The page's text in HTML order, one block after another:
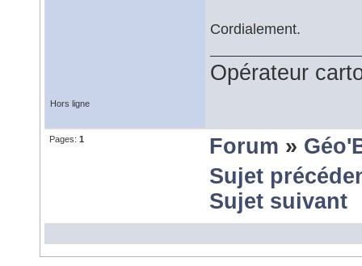
Cordialement.
Opérateur
Hors ligne
Pages: 1 Forum »
Sujet
Sujet suivant